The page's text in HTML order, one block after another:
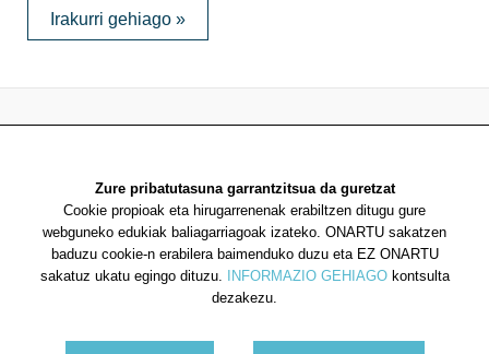
Tolosaldeako
ATARIAN
elkarrizketa
Irakurri gehiago »
Diseinua eta garapena:TaPuntu
Zure pribatutasuna garrantzitsua da guretzat
Cookie propioak eta hirugarrenenak erabiltzen ditugu gure
webguneko edukiak baliagarriagoak izateko. ONARTU sakatzen
baduzu cookie-n erabilera baimenduko duzu eta EZ ONARTU
sakatuz ukatu egingo dituzu.
INFORMAZIO GEHIAGOkontsulta
dezakezu.